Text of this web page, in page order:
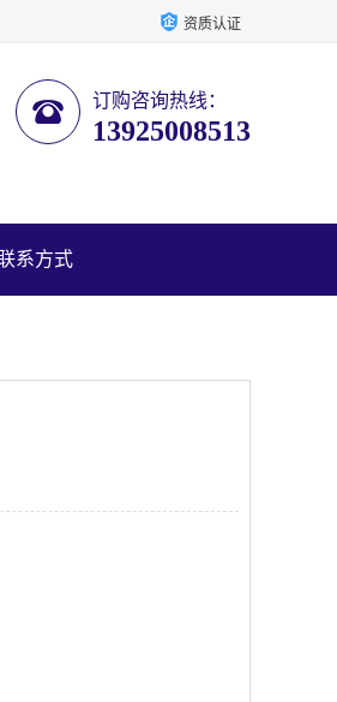
资质认证
订购咨询热线：
13925008513
系方式